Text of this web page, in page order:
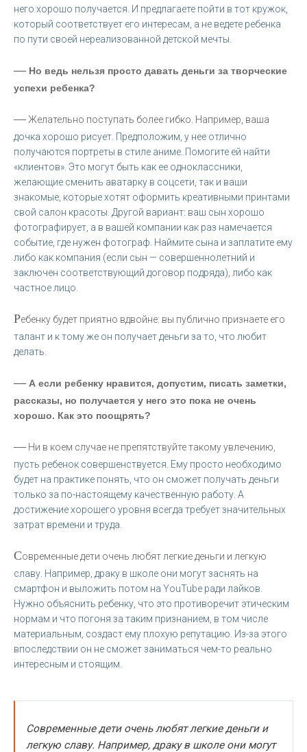
него хорошо получается. И предлагаете пойти в тот кружок,
который соответствует его интересам, а не ведете ребенка
по пути своей нереализованной детской мечты.
— Но ведь нельзя просто давать деньги за творческие
успехи ребенка?
— Желательно поступать более гибко. Например, ваша
дочка хорошо рисует. Предположим, у нее отлично
получаются портреты в стиле аниме. Помогите ей найти
«клиентов». Это могут быть как ее одноклассники,
желающие сменить аватарку в соцсети, так и ваши
знакомые, которые хотят оформить креативными принтами
свой салон красоты. Другой вариант: ваш сын хорошо
фотографирует, а в вашей компании как раз намечается
событие, где нужен фотограф. Наймите сына и заплатите ему
либо как компания (если сын — совершеннолетний и
заключен соответствующий договор подряда), либо как
частное лицо.
Ребенку будет приятно вдвойне: вы публично признаете его
талант и к тому же он получает деньги за то, что любит
делать.
— А если ребенку нравится, допустим, писать заметки,
рассказы, но получается у него это пока не очень
хорошо. Как это поощрять?
— Ни в коем случае не препятствуйте такому увлечению,
пусть ребенок совершенствуется. Ему просто необходимо
будет на практике понять, что он сможет получать деньги
только за по-настоящему качественную работу. А
достижение хорошего уровня всегда требует значительных
затрат времени и труда.
Современные дети очень любят легкие деньги и легкую
славу. Например, драку в школе они могут заснять на
смартфон и выложить потом на YouTube ради лайков.
Нужно объяснить ребенку, что это противоречит этическим
нормам и что погоня за таким признанием, в том числе
материальным, создаст ему плохую репутацию. Из-за этого
впоследствии он не сможет заниматься чем-то реально
интересным и стоящим.
Современные дети очень любят легкие деньги и
легкую славу. Например, драку в школе они могут